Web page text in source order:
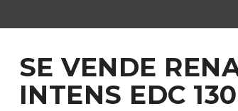
SE VENDE
INTENS EDC